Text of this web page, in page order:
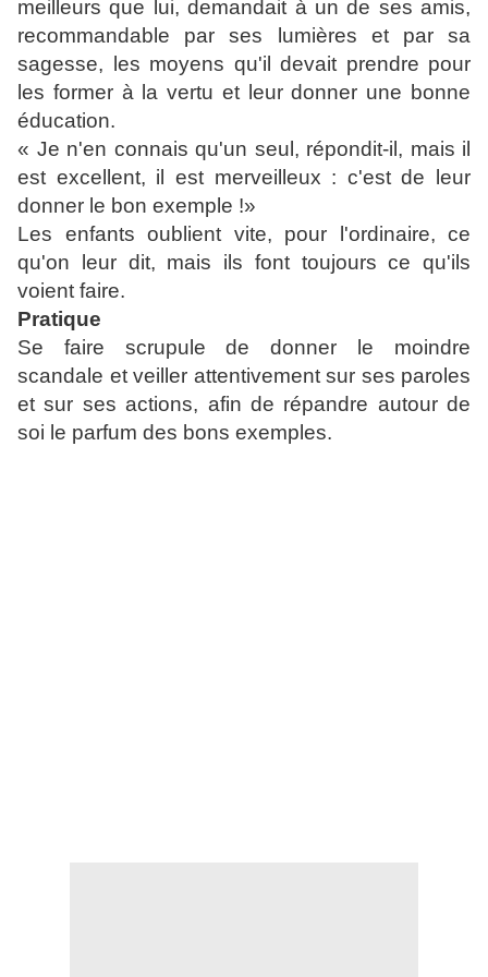
meilleurs que lui, demandait à un de ses amis,
recommandable par ses lumières et par sa
sagesse, les moyens qu'il devait prendre pour
les former à la vertu et leur donner une bonne
éducation.
« Je n'en connais qu'un seul, répondit-il, mais il
est excellent, il est merveilleux : c'est de leur
donner le bon exemple !»
Les enfants oublient vite, pour l'ordinaire, ce
qu'on leur dit, mais ils font toujours ce qu'ils
voient faire.
Pratique
Se faire scrupule de donner le moindre
scandale et veiller attentivement sur ses paroles
et sur ses actions, afin de répandre autour de
soi le parfum des bons exemples.